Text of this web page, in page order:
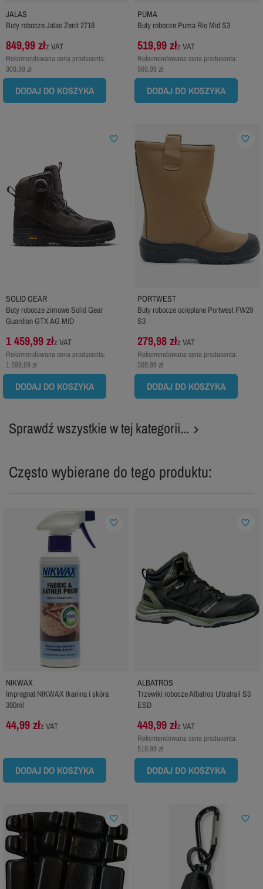
JALAS
Buty robocze Jalas Zenit 2718
849,99 złz VAT
Rekomendowana cena producenta:
909,99 zł
DODAJ DO KOSZYKA
PUMA
Buty robocze Puma Rio Mid S3
519,99 złz VAT
Rekomendowana cena producenta:
569,99 zł
DODAJ DO KOSZYKA
SOLID GEAR
Buty robocze zimowe Solid Gear
Guardian GTX AG MID
1 459,99 złz VAT
Rekomendowana cena producenta:
1 599,99 zł
DODAJ DO KOSZYKA
favorite_border
PORTWEST
Buty robocze ocieplane Portwest FW29
S3
279,98 złz VAT
Rekomendowana cena producenta:
309,99 zł
DODAJ DO KOSZYKA
favorite_border
Sprawdź wszystkie w tej kategorii... 
Często wybierane do tego produktu:
NIKWAX
Impregnat NIKWAX tkanina i skóra
300ml
44,99 złz VAT
DODAJ DO KOSZYKA
favorite_border
ALBATROS
Trzewiki robocze Albatros Ultratrail S3
ESD
449,99 złz VAT
Rekomendowana cena producenta:
519,99 zł
DODAJ DO KOSZYKA
favorite_border
favorite_border favorite_border